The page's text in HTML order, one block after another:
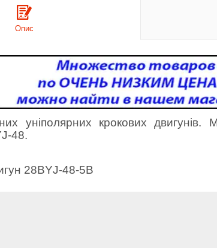
Опис
уніполярних крокових
48.
28BYJ-48-5В